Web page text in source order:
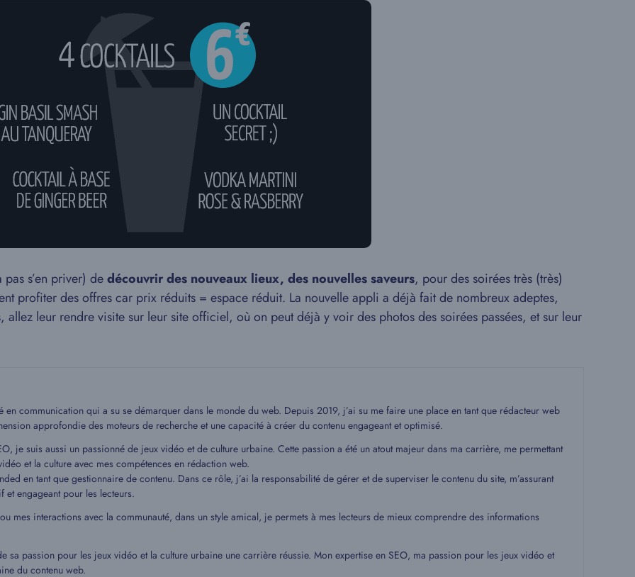
s’en priver) dedécouvrir des nouveaux lieux, des nouvelles saveurs, pour des soirées très (très)
profiter des offres car prix réduits = espace réduit. La nouvelle appli a déjà fait de nombreux adeptes,
leur rendre visite sur leur site officiel, où on peut déjà y voir des photos des soirées passées, et sur leur
en communication qui a su se démarquer dans le monde du web. Depuis 2019, j’ai su me faire une place en tant que rédacteur web
approfondie des moteurs de recherche et une capacité à créer du contenu engageant et optimisé.
je suis aussi un passionné de jeux vidéo et de culture urbaine. Cette passion a été un atout majeur dans ma carrière, me permettant
et la culture avec mes compétences en rédaction web.
en tant que gestionnaire de contenu. Dans ce rôle, j’ai la responsabilité de gérer et de superviser le contenu du site, m’assurant
engageant pour les lecteurs.
mes interactions avec la communauté, dans un style amical, je permets à mes lecteurs de mieux comprendre des informations
sa passion pour les jeux vidéo et la culture urbaine une carrière réussie. Mon expertise en SEO, ma passion pour les jeux vidéo et
du contenu web.